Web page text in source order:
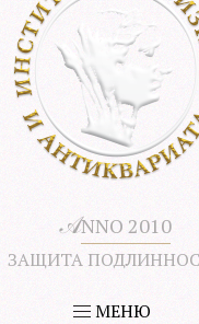
𝒜NNO 2010
ЗАЩИТА
МЕНЮ